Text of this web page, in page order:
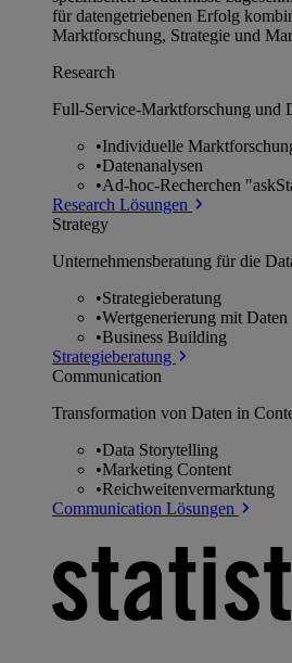
für datengetriebenen Erfolg
Marktforschung, Strategie und
Research
Full-Service-Marktforschung und
•Individuelle
•Datenanalysen
•Ad-hoc-Recherchen
Research Lösungen
Strategy
Unternehmens­beratung für die
•Strategieberatung
•Wertgenerierung mit Daten
•Business Building
Strategieberatung
Communication
Transformation von Daten in
•Data Storytelling
•Marketing Content
•Reichweitenvermarktung
Communication Lösungen